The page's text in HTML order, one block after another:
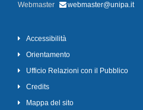
Webmaster
webmaster@unipa.it
Accessibilità
Orientamento
Ufficio Relazioni con il Pubblico
Credits
Mappa del sito